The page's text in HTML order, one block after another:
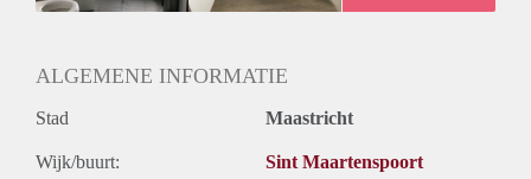
buurt. Ideaal voor 1 student.
ALGEMENE INFORMATIE
Stad Maastricht
Wijk/buurt: Sint Maartenspoort